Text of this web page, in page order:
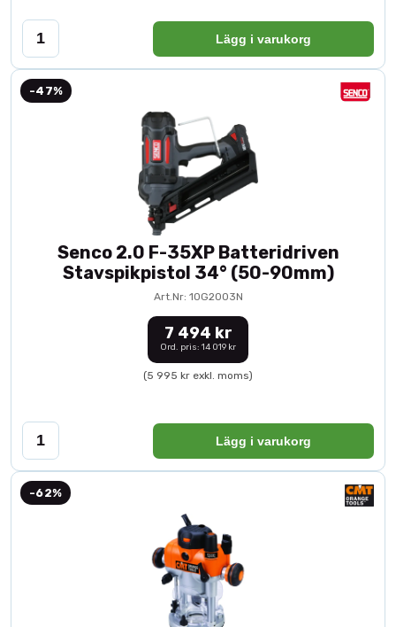
Lägg i varukorg
-47%
Senco 2.0 F-35XP Batteridriven
Stavspikpistol 34° (50-90mm)
Art.Nr: 10G2003N
7 494 kr
Ord. pris: 14 019 kr
(5 995 kr exkl. moms)
Lägg i varukorg
-62%